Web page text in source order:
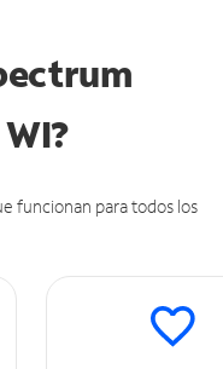
funcionan para todos los